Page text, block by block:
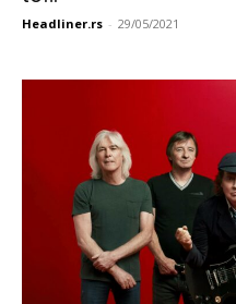
Headliner.rs - 29/05/2021